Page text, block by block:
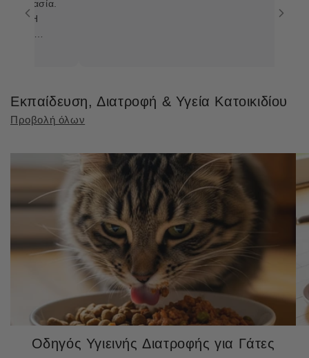
Εκπαίδευση, Διατροφή & Υγεία Κατοικιδίου
Προβολή όλων
Οδηγός Υγιεινής Διατροφής για Γάτες